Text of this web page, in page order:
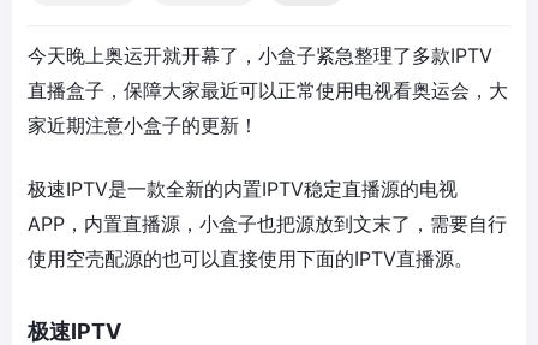
今天晚上奥运开就开幕了，小盒子紧急整理了多款IPTV
直播盒子，保障大家最近可以正常使用电视看奥运会，大
家近期注意小盒子的更新！
极速IPTV是一款全新的内置IPTV稳定直播源的电视
APP，内置直播源，小盒子也把源放到文末了，需要自行
使用空壳配源的也可以直接使用下面的IPTV直播源。
极速IPTV